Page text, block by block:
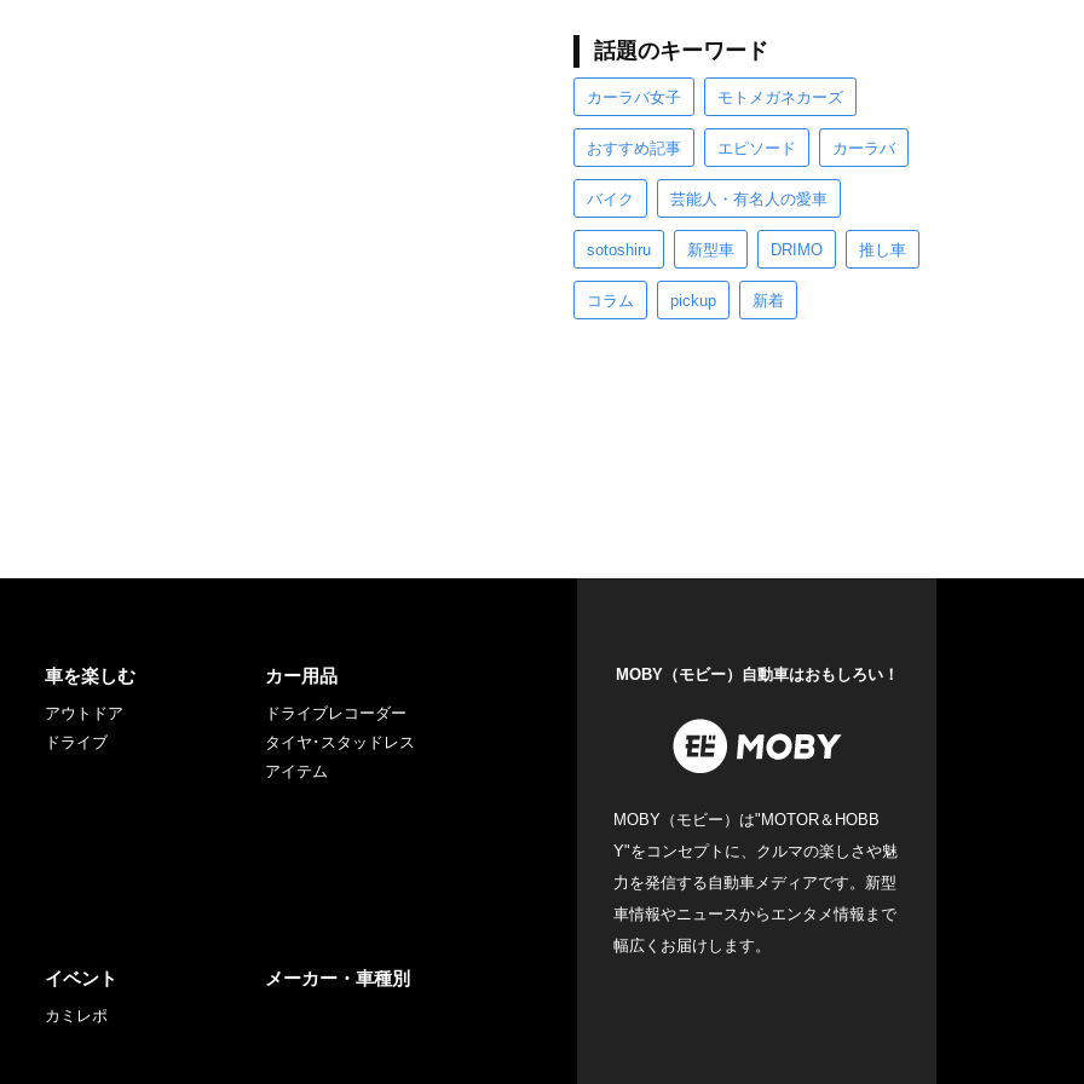
話題のキーワード
カーラバ女子 モトメガネカーズ
おすすめ記事 エピソード カーラバ
バイク 芸能人・有名人の愛車
sotoshiru 新型車 DRIMO 推し車
コラム pickup 新着
車を楽しむ
アウトドア
ドライブ
カー用品
ドライブレコーダー
タイヤ･スタッドレス
アイテム
イベント
カミレポ
メーカー・車種別
MOBY（モビー）自動車はおもしろい！
MOBY（モビー）は"MOTOR＆HOBB
Y"をコンセプトに、クルマの楽しさや魅
力を発信する自動車メディアです。新型
車情報やニュースからエンタメ情報まで
幅広くお届けします。